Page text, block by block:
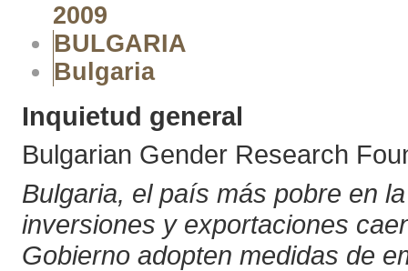
2009
BULGARIA
Bulgaria
Inquietud general
Bulgarian Gender Research
Bulgaria, el país más pobre en
inversiones y exportaciones
Gobierno adopten medidas de